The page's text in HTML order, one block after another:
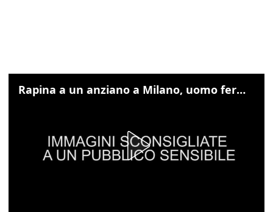
Rapina a un anziano a Milano, uomo fermato grazie alle foto sul cellulare